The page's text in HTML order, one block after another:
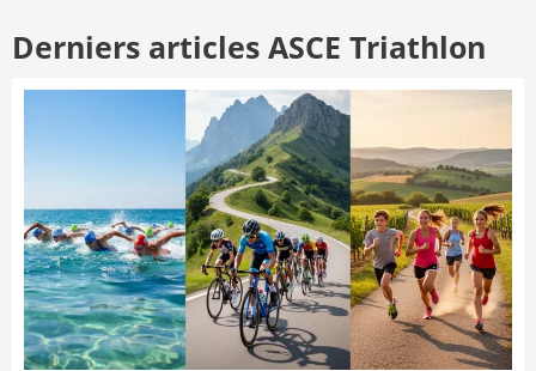
Derniers articles ASCE Triathlon